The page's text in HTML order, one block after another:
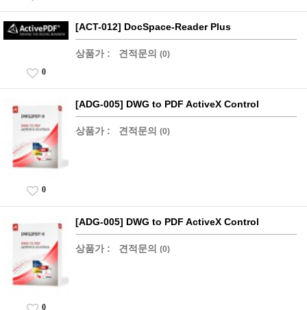
[ACT-012] DocSpace-Reader Plus
상품가 : 견적문의 (0)
0
[ADG-005] DWG to PDF ActiveX Control
상품가 : 견적문의 (0)
0
[ADG-005] DWG to PDF ActiveX Control
상품가 : 견적문의 (0)
0